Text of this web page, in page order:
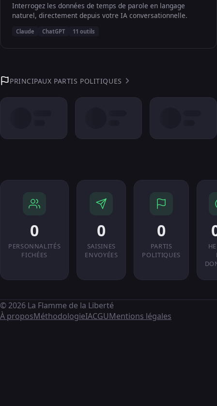
Interrogez les données de temps de parole en langage
naturel, directement depuis votre IA conversationnelle.
Claude ChatGPT 11 outils
PRINCIPAUX PARTIS POLITIQUES
0
PERSONNALITÉS
FICHÉES
0
SAISINES
ENVOYÉES
0
PARTIS
POLITIQUES
© 2026 La Flamme de la Liberté
À proposMéthodologieIACGUMentions légales